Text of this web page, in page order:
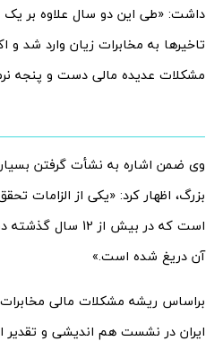
داشت: «طی این دو سال علاوه بر
تاخیرها به مخابرات زیان وارد شد و
مشکلات عدیده مالی دست و پنجه
وی ضمن اشاره به نشأت گرفتن
بزرگ، اظهار کرد: «یکی از الزامات
است که در بیش از
آن دریغ شده است.»
براساس ریشه مشکلات مالی
ایران در نشست هم اندیشی و تقدیر